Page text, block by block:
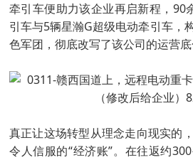
牵引车便助力该企业再启新程，90
引车与5辆星瀚G超级电动牵引车，
色军团，彻底改写了该公司的运营底
真正让这场转型从理念走向现实的
令人信服的“经济账”。在往返约